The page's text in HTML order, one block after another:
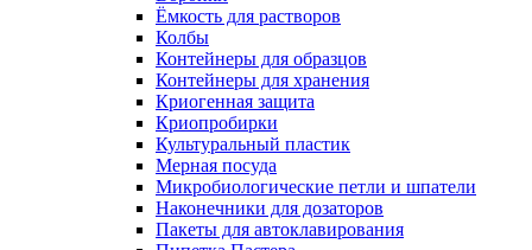
Ёмкость для растворов
Колбы
Контейнеры для образцов
Контейнеры для хранения
Криогенная защита
Криопробирки
Культуральный пластик
Мерная посуда
Микробиологические петли и шпатели
Наконечники для дозаторов
Пакеты для автоклавирования